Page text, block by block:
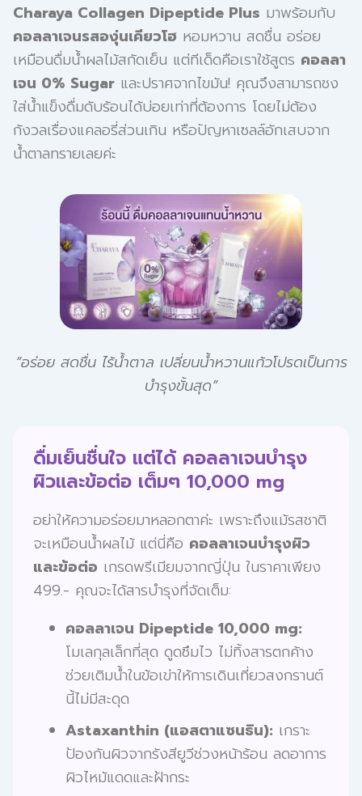
Charaya Collagen Dipeptide Plus มาพร้อมกับ
คอลลาเจนรสองุ่นเคียวโฮหอมหวาน สดชื่น อร่อย
เหมือนดื่มน้ำผลไม้สกัดเย็น แต่ทีเด็ดคือเราใช้สูตร คอลลา
เจน 0% Sugarและปราศจากไขมัน! คุณจึงสามารถชง
ใส่น้ำแข็งดื่มดับร้อนได้บ่อยเท่าที่ต้องการ โดยไม่ต้อง
กังวลเรื่องแคลอรี่ส่วนเกิน หรือปัญหาเซลล์อักเสบจาก
น้ำตาลทรายเลยค่ะ
“อร่อย สดชื่น ไร้น้ำตาล เปลี่ยนน้ำหวานแก้วโปรดเป็นการ
บำรุงขั้นสุด”
ดื่มเย็นชื่นใจ แต่ได้ คอลลาเจนบำรุง
ผิวและข้อต่อ เต็มๆ 10,000 mg
อย่าให้ความอร่อยมาหลอกตาค่ะ เพราะถึงแม้รสชาติ
จะเหมือนน้ำผลไม้ แต่นี่คือ คอลลาเจนบำรุงผิว
และข้อต่อ เกรดพรีเมียมจากญี่ปุ่น ในราคาเพียง
499.- คุณจะได้สารบำรุงที่จัดเต็ม:
คอลลาเจน Dipeptide 10,000 mg:
โมเลกุลเล็กที่สุด ดูดซึมไว ไม่ทิ้งสารตกค้าง
ช่วยเติมน้ำในข้อเข่าให้การเดินเที่ยวสงกรานต์
นี้ไม่มีสะดุด
Astaxanthin (แอสตาแซนธิน):เกราะ
ป้องกันผิวจากรังสียูวีช่วงหน้าร้อน ลดอาการ
ผิวไหม้แดดและฝ้ากระ